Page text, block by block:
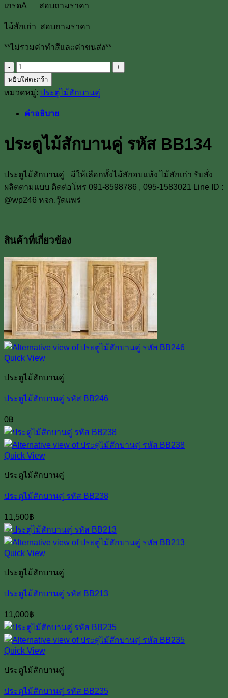
เกรดA สอบถามราคา
ไม้สักเก่า สอบถามราคา
**ไม่รวมค่าทำสีและค่าขนส่ง**
จำนวน
ประตู
ไม้
บาน
รหัส
BB134
หยิบใส่ตะกร้า
หมวดหมู่: ประตูไม้สักบานคู่
คำอธิบาย
ประตูไม้สักบานคู่ รหัส BB134
ประตูไม้สักบานคู่ มีให้เลือกทั้งไม้สักอบแห้ง ไม้สักเก่า รับสั่ง
ผลิตตามแบบ ติดต่อโทร 091-8598786 , 095-1583021 Line ID :
@wp246 หจก.วู๊ดแพร่
สินค้าที่เกี่ยวข้อง
Quick View
ประตูไม้สักบานคู่
ประตูไม้สักบานคู่ รหัส BB246
0฿
Quick View
ประตูไม้สักบานคู่
ประตูไม้สักบานคู่ รหัส BB238
11,500฿
Quick View
ประตูไม้สักบานคู่
ประตูไม้สักบานคู่ รหัส BB213
11,000฿
Quick View
ประตูไม้สักบานคู่
ประตูไม้สักบานคู่ รหัส BB235